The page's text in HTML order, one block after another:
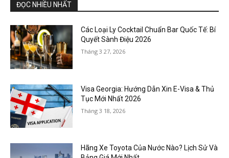
ĐỌC NHIỀU NHẤT
Các Loại Ly Cocktail Chuẩn Bar Quốc Tế: Bí
Quyết Sành Điệu 2026
Tháng 3 27, 2026
Visa Georgia: Hướng Dẫn Xin E-Visa & Thủ
Tục Mới Nhất 2026
Tháng 3 18, 2026
Hãng Xe Toyota Của Nước Nào? Lịch Sử Và